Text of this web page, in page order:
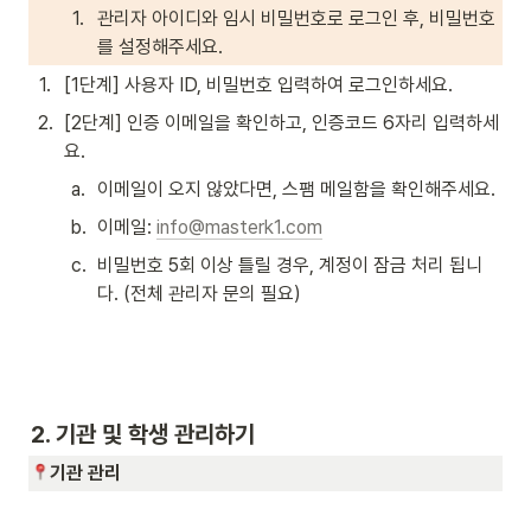
1.
관리자 아이디와 임시 비밀번호로 로그인 후, 비밀번호
를 설정해주세요.
1.
[1단계] 사용자 ID, 비밀번호 입력하여 로그인하세요.
2.
[2단계] 인증 이메일을 확인하고, 인증코드 6자리 입력하세
요.
a.
이메일이 오지 않았다면, 스팸 메일함을 확인해주세요.
b. 이메일: info@masterk1.com
c. 비밀번호 5회 이상 틀릴 경우, 계정이 잠금 처리 됩니
다. (전체 관리자 문의 필요)
2. 기관 및 학생 관리하기
기관 관리